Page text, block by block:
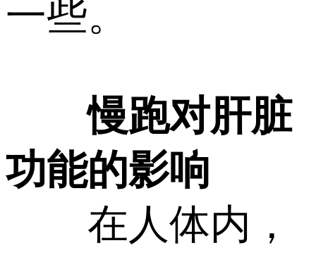
一些。
慢跑对肝脏
功能的影响
在人体内，